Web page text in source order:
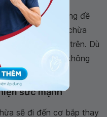
tăng cân
không đề
giản là bạn cần “chừa
như đã liệt kê ở trên. Dù
nhưng cố gắng không
giác no.
sức mạnh
sẽ đi đến cơ bắp thay